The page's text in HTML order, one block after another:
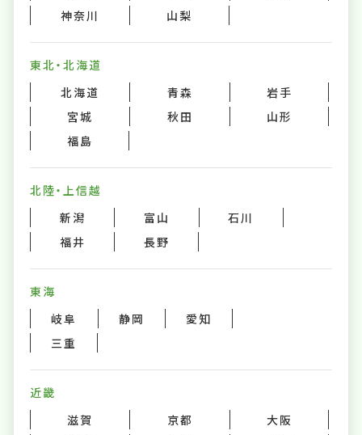
神奈川
山梨
東北・北海道
北海道
青森
岩手
宮城
秋田
山形
福島
北陸・上信越
新潟
富山
石川
福井
長野
東海
岐阜
静岡
愛知
三重
近畿
滋賀
京都
大阪